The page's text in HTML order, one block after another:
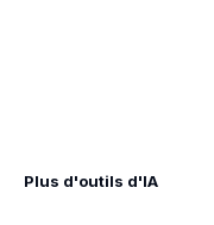
Plus d'outils d'IA